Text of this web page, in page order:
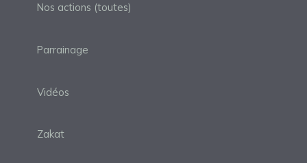
Nos actions (toutes)
Parrainage
Vidéos
Zakat